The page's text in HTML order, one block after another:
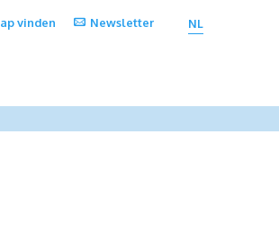
vinden Newsletter NL